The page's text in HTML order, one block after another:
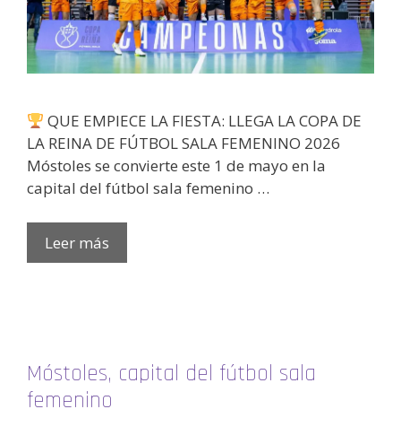
QUE EMPIECE LA FIESTA: LLEGA LA COPA DE
LA REINA DE FÚTBOL SALA FEMENINO 2026
Móstoles se convierte este 1 de mayo en la
capital del fútbol sala femenino …
Leer más
Móstoles, capital del fútbol sala
femenino